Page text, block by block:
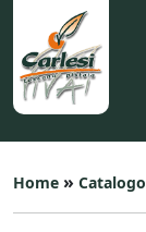
Home » Catalogo